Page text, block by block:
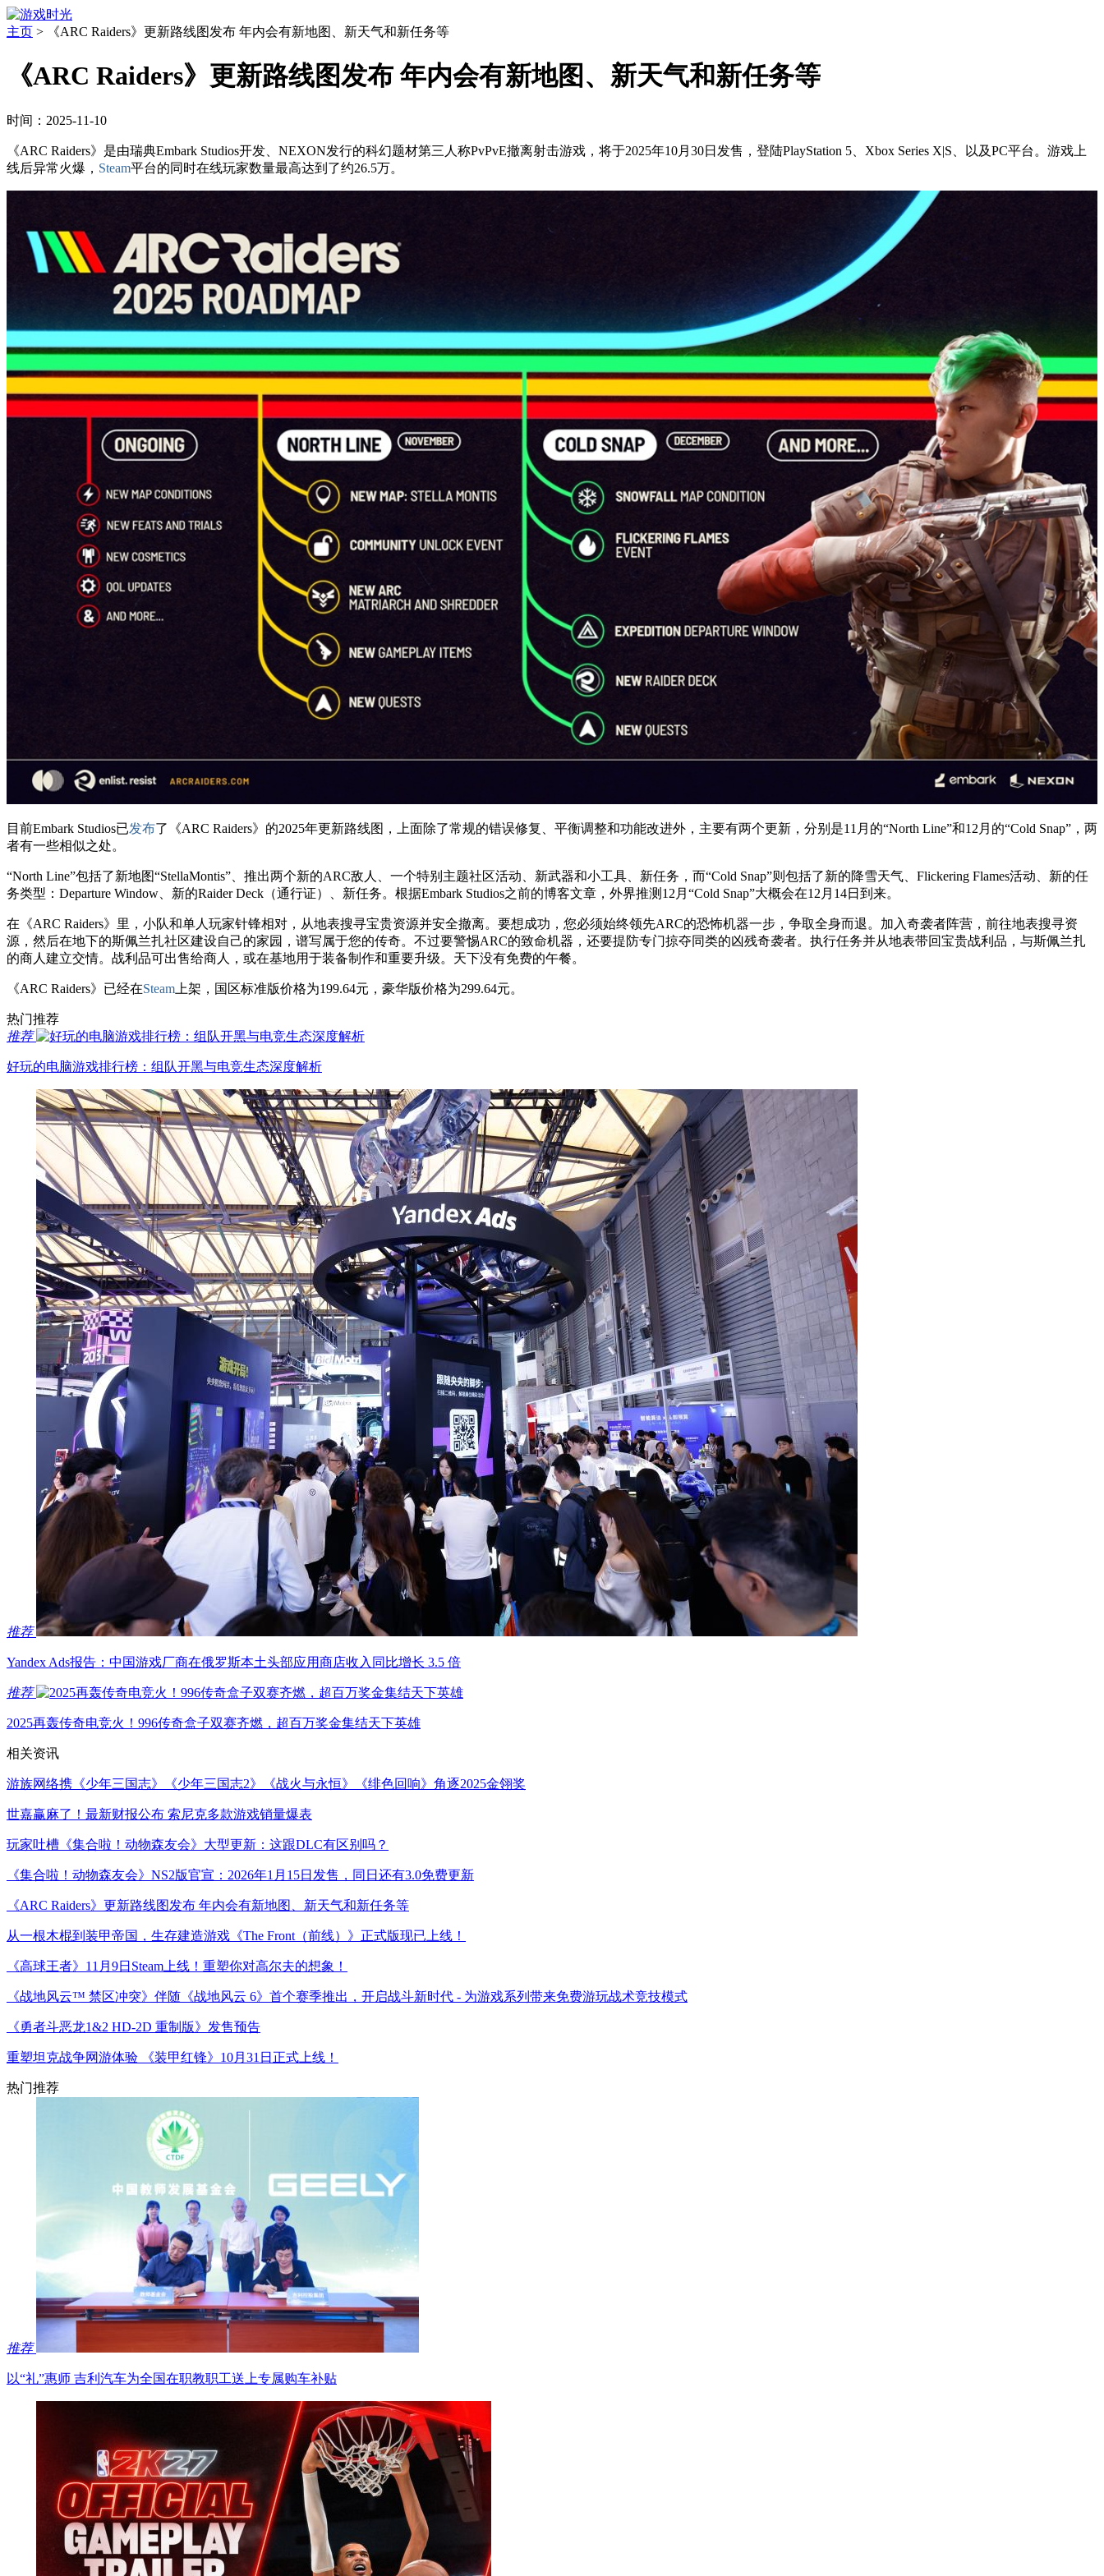
主页 > 《ARC Raiders》更新路线图发布 年内会有新地图、新天气和新任务等
《ARC Raiders》更新路线图发布 年内会有新地图、新天气和新任务等
时间：2025-11-10
《ARC Raiders》是由瑞典Embark Studios开发、NEXON发行的科幻题材第三人称PvPvE撤离射击游戏，将于2025年10月30日发售，登陆PlayStation 5、Xbox Series X|S、以及PC平台。游戏上
线后异常火爆， Steam平台的同时在线玩家数量最高达到了约26.5万。
目前Embark Studios已发布了《ARC Raiders》的2025年更新路线图，上面除了常规的错误修复、平衡调整和功能改进外，主要有两个更新，分别是11月的“North Line”和12月的“Cold Snap”，两
者有一些相似之处。
“North Line”包括了新地图“StellaMontis”、推出两个新的ARC敌人、一个特别主题社区活动、新武器和小工具、新任务，而“Cold Snap”则包括了新的降雪天气、Flickering Flames活动、新的任
务类型：Departure Window、新的Raider Deck（通行证）、新任务。根据Embark Studios之前的博客文章，外界推测12月“Cold Snap”大概会在12月14日到来。
在《ARC Raiders》里，小队和单人玩家针锋相对，从地表搜寻宝贵资源并安全撤离。要想成功，您必须始终领先ARC的恐怖机器一步，争取全身而退。加入奇袭者阵营，前往地表搜寻资
源，然后在地下的斯佩兰扎社区建设自己的家园，谱写属于您的传奇。不过要警惕ARC的致命机器，还要提防专门掠夺同类的凶残奇袭者。执行任务并从地表带回宝贵战利品，与斯佩兰扎
的商人建立交情。战利品可出售给商人，或在基地用于装备制作和重要升级。天下没有免费的午餐。
《ARC Raiders》已经在Steam 上架，国区标准版价格为199.64元，豪华版价格为299.64元。
热门推荐
推荐
好玩的电脑游戏排行榜：组队开黑与电竞生态深度解析
推荐
Yandex Ads报告：中国游戏厂商在俄罗斯本土头部应用商店收入同比增长 3.5 倍
推荐
2025再轰传奇电竞火！996传奇盒子双赛齐燃，超百万奖金集结天下英雄
相关资讯
游族网络携《少年三国志》《少年三国志2》《战火与永恒》《绯色回响》角逐2025金翎奖
世嘉赢麻了！最新财报公布 索尼克多款游戏销量爆表
玩家吐槽《集合啦！动物森友会》大型更新：这跟DLC有区别吗？
《集合啦！动物森友会》NS2版官宣：2026年1月15日发售，同日还有3.0免费更新
《ARC Raiders》更新路线图发布 年内会有新地图、新天气和新任务等
从一根木棍到装甲帝国，生存建造游戏《The Front（前线）》正式版现已上线！
《高球王者》11月9日Steam上线！重塑你对高尔夫的想象！
《战地风云™ 禁区冲突》伴随《战地风云 6》首个赛季推出，开启战斗新时代 - 为游戏系列带来免费游玩战术竞技模式
《勇者斗恶龙1&2 HD-2D 重制版》发售预告
重塑坦克战争网游体验 《装甲红锋》10月31日正式上线！
热门推荐
推荐
以“礼”惠师 吉利汽车为全国在职教职工送上专属购车补贴